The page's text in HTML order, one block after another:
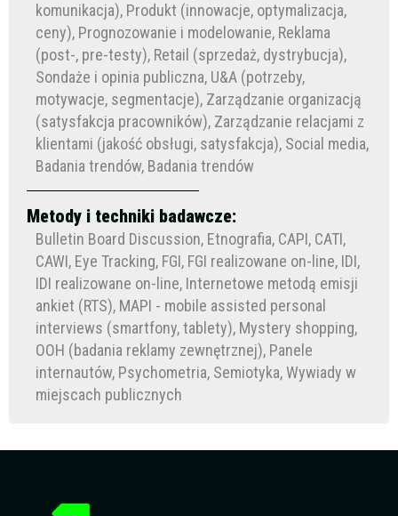
komunikacja), Produkt (innowacje, optymalizacja,
ceny), Prognozowanie i modelowanie, Reklama
(post-, pre-testy), Retail (sprzedaż, dystrybucja),
Sondaże i opinia publiczna, U&A (potrzeby,
motywacje, segmentacje), Zarządzanie organizacją
(satysfakcja pracowników), Zarządzanie relacjami z
klientami (jakość obsługi, satysfakcja), Social media,
Badania trendów, Badania trendów
Metody i techniki badawcze:
Bulletin Board Discussion, Etnografia, CAPI, CATI,
CAWI, Eye Tracking, FGI, FGI realizowane on-line, IDI,
IDI realizowane on-line, Internetowe metodą emisji
ankiet (RTS), MAPI - mobile assisted personal
interviews (smartfony, tablety), Mystery shopping,
OOH (badania reklamy zewnętrznej), Panele
internautów, Psychometria, Semiotyka, Wywiady w
miejscach publicznych